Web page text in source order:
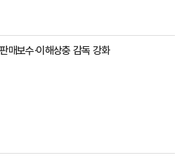
매보수·이해상충 감독 강화